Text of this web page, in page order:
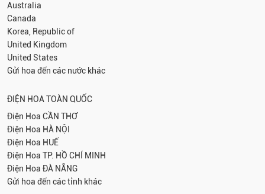
Australia
Canada
Korea, Republic of
United Kingdom
United States
Gửi hoa đến các nước khác
ĐIỆN HOA TOÀN QUỐC
Điện Hoa CẦN THƠ
Điện Hoa HÀ NỘI
Điện Hoa HUẾ
Điện Hoa TP. HỒ CHÍ MINH
Điện Hoa ĐÀ NẴNG
Gửi hoa đến các tỉnh khác